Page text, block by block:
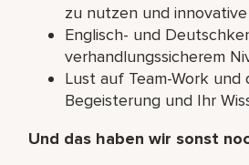
zu nutzen und
Englisch- und
verhandlungssicherem
Lust auf Team-Work und
Begeisterung und Ihr
Und das haben wir sonst